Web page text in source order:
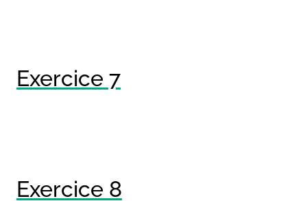
Exercice 7
Exercice 8